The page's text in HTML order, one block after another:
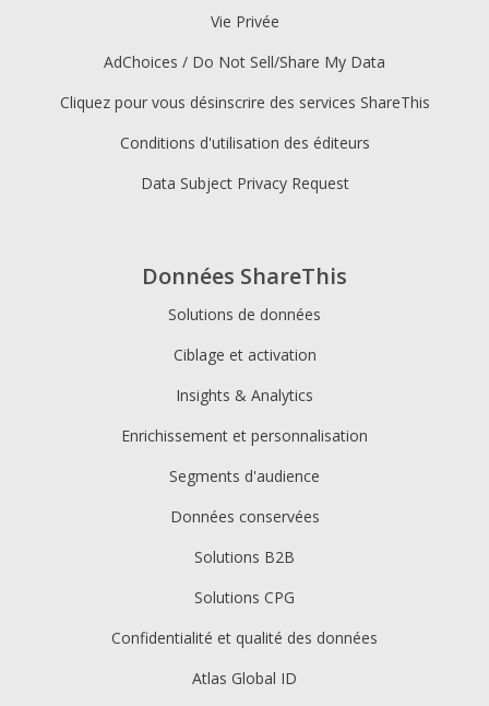
Données ShareThis
Solutions de données
Ciblage et activation
Insights & Analytics
Enrichissement et personnalisation
Segments d'audience
Données conservées
Solutions B2B
Solutions CPG
Confidentialité et qualité des données
Atlas Global ID
Vie Privée
AdChoices / Do Not Sell/Share My Data
Cliquez pour vous désinscrire des services ShareThis
Conditions d'utilisation des éditeurs
Data Subject Privacy Request